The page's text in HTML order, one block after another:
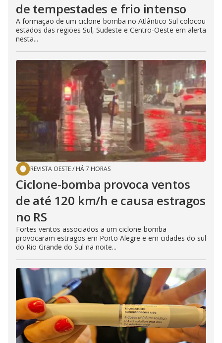
de tempestades e frio intenso
A formação de um ciclone-bomba no Atlântico Sul colocou
estados das regiões Sul, Sudeste e Centro-Oeste em alerta
nesta...
REVISTA OESTE/ HÁ 7 HORAS
Ciclone-bomba provoca ventos
de até 120 km/h e causa estragos
no RS
Fortes ventos associados a um ciclone-bomba
provocaram estragos em Porto Alegre e em cidades do sul
do Rio Grande do Sul na noite...